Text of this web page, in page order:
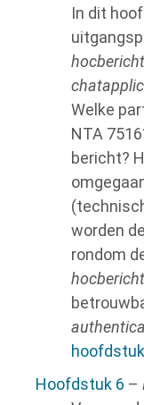
In dit
Welke
NTA
bericht?
worden
rondom
Hoofdstuk 6 –